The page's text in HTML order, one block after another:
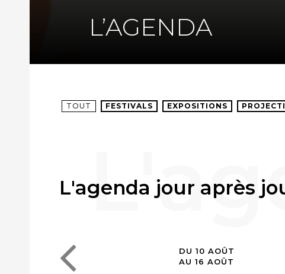
L’AGENDA
TOUT FESTIVALS EXPOSITIONS
L'agenda jour après
DU 10 AOÛT
AU 16 AOÛT